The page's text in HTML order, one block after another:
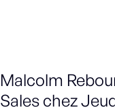
Malcolm
Sales chez